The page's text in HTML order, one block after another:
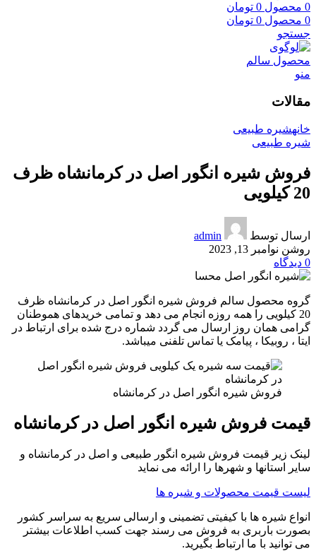
0 محصول 0 تومان
0 محصول 0 تومان
جستجو
منو
مقالات
خانهشیره طبیعی
شیره طبیعی
فروش شیره انگور اصل در کرمانشاه ظرف
20 کیلویی
ارسال توسط
admin
روشن نوامبر 13, 2023
0 دیدگاه
گروه محصول سالم فروش شیره انگور اصل در کرمانشاه ظرف
20 کیلویی را همه روزه انجام می دهد و تمامی خریدهای هموطنان
گرامی همان روز ارسال می گردد شماره درج شده برای ارتباط در
ایتا ، روبیکا ، پیامک یا تماس تلفنی میباشد.
فروش شیره انگور اصل در کرمانشاه
قیمت فروش شیره انگور اصل در کرمانشاه
لینک زیر قیمت فروش شیره انگور طبیعی و اصل در کرمانشاه و
سایر استانها و شهرها را ارائه می نماید
لیست قیمت محصولات و شیره ها
انواع شیره ها با کیفیتی تضمینی و ارسالی سریع به سراسر کشور
بصورت باربری به فروش می رسند جهت کسب اطلاعات بیشتر
می توانید با ما ارتباط بگیرید.